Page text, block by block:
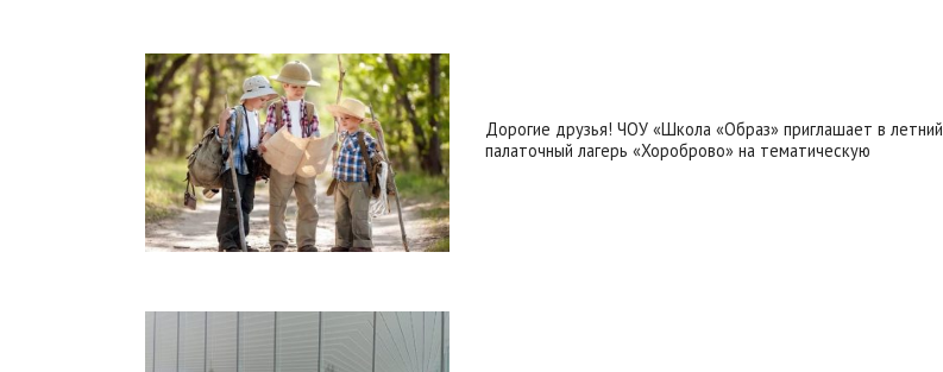
Дорогие друзья! ЧОУ «Школа «Образ» приглашает в летний
палаточный лагерь «Хороброво» на тематическую